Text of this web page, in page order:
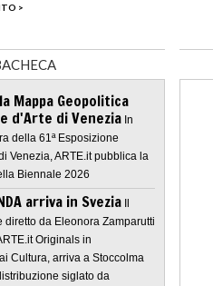
>
Mappa Geopolitica
d'Arte di Venezia In
della 61ª Esposizione
Venezia, ARTE.it pubblica la
Biennale 2026
arriva in Svezia Il
diretto da Eleonora Zamparutti
Originals in
Cultura, arriva a Stoccolma
siglato da